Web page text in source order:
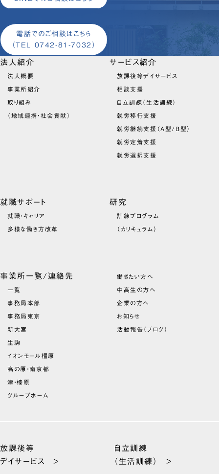
電話でのご相談はこちら
（TEL 0742-81-7032）
法人紹介
法人概要
事業所紹介
取り組み
（地域連携・社会貢献）
サービス紹介
放課後等デイサービス
相談支援
自立訓練（生活訓練）
就労移行支援
就労継続支援（A型/B型）
就労定着支援
就労選択支援
就職サポート
就職・キャリア
多様な働き方改革
研究
訓練プログラム
（カリキュラム）
事業所一覧/連絡先
一覧
事務局本部
事務局東京
新大宮
生駒
イオンモール橿原
高の原・南京都
津・榛原
グループホーム
働きたい方へ
中高生の方へ
企業の方へ
お知らせ
活動報告（ブログ）
放課後等
デイサービス >
自立訓練
（生活訓練） >